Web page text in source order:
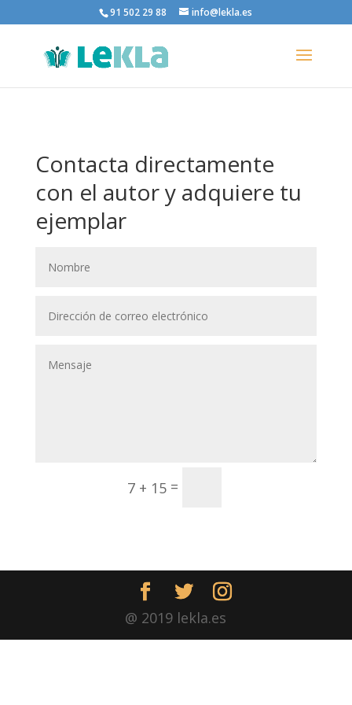
91 502 29 88 info@lekla.es
Contacta directamente
con el autor y adquiere tu
ejemplar
7 + 15 =
@ 2019 lekla.es